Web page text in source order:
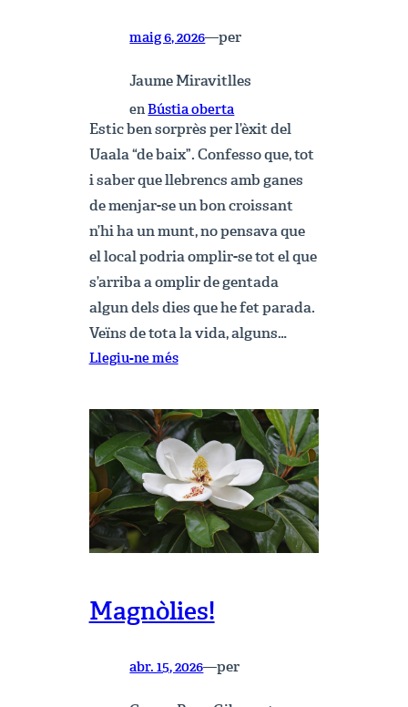
maig 6, 2026—per
Jaume Miravitlles
enBústia oberta
Estic ben sorprès per l’èxit del
Uaala “de baix”. Confesso que, tot
i saber que llebrencs amb ganes
de menjar-se un bon croissant
n’hi ha un munt, no pensava que
el local podria omplir-se tot el que
s’arriba a omplir de gentada
algun dels dies que he fet parada.
Veïns de tota la vida, alguns…
Llegiu-ne més:
del
Uaala
Magnòlies!
abr. 15, 2026—per